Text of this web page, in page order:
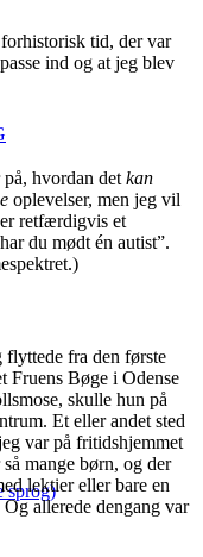
sprog)
tid, der var
ind og at jeg blev
hvordan det kan
oplevelser, men jeg vil
retfærdigvis et
du mødt én autist”.
fra den første
Fruens Bøge i Odense
skulle hun på
Et eller andet sted
var på fritidshjemmet
mange børn, og der
lektier eller bare en
allerede dengang var